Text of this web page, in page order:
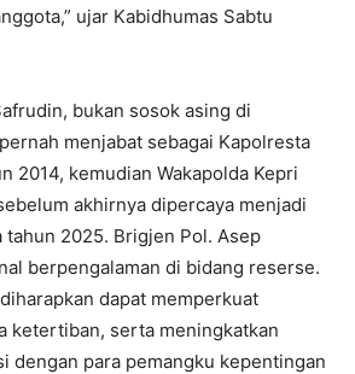
ujar Kabidhumas Sabtu
bukan sosok asing di
menjabat sebagai Kapolresta
2014, kemudian Wakapolda Kepri
akhirnya dipercaya menjadi
tahun 2025. Brigjen Pol. Asep
berpengalaman di bidang reserse.
dapat memperkuat
ketertiban, serta meningkatkan
dengan para pemangku kepentingan